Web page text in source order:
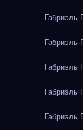
Габриэль
Габриэль
Габриэль
Габриэль
Габриэль